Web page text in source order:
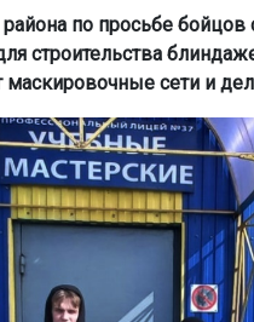
по просьбе
строительства
сети и